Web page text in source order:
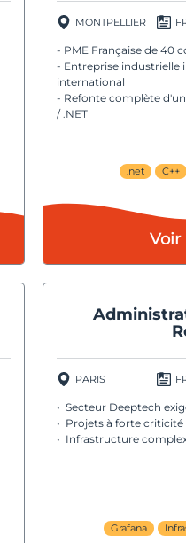
MONTPELLIER
- PME Française de 40
- Entreprise
international
- Refonte complète
/ .NET
.net C++
Voir
PARIS
• Secteur Deeptech
• Projets à forte
• Infrastructure
Grafana